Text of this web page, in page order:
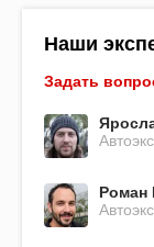
Наши
Задать
Роман